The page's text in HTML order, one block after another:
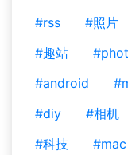
#rss
#照片
#趣站
#android
#diy
#相机
#科技
#mac